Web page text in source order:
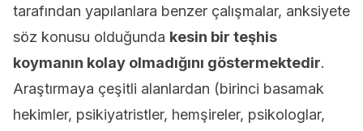
tarafından yapılanlara benzer çalışmalar, anksiyete
söz konusu olduğunda kesin bir teşhis
koymanın kolay olmadığını göstermektedir.
Araştırmaya çeşitli alanlardan (birinci basamak
hekimler, psikiyatristler, hemşireler, psikologlar,